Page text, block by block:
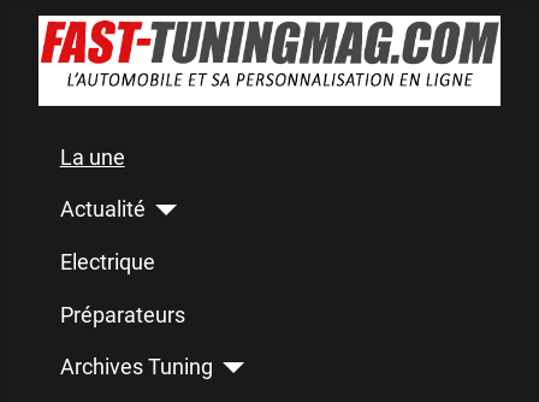
La une
Actualité
Electrique
Préparateurs
Archives Tuning